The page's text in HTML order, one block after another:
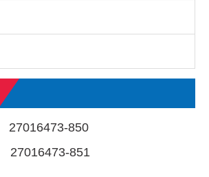
850
851